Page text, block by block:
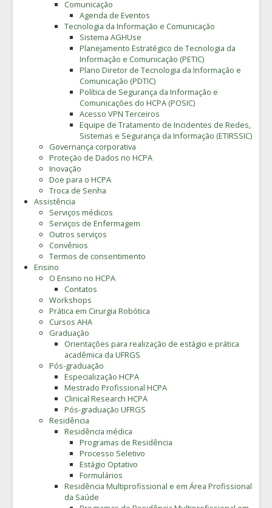
Comunicação
Agenda de Eventos
Tecnologia da Informação e Comunicação
Sistema AGHUse
Planejamento Estratégico de Tecnologia da
Informação e Comunicação (PETIC)
Plano Diretor de Tecnologia da Informação e
Comunicação (PDTIC)
Política de Segurança da Informação e
Comunicações do HCPA (POSIC)
Acesso VPN Terceiros
Equipe de Tratamento de Incidentes de Redes,
Sistemas e Segurança da Informação (ETIRSSIC)
Governança corporativa
Proteção de Dados no HCPA
Inovação
Doe para o HCPA
Troca de Senha
Assistência
Serviços médicos
Serviços de Enfermagem
Outros serviços
Convênios
Termos de consentimento
Ensino
O Ensino no HCPA
Contatos
Workshops
Prática em Cirurgia Robótica
Cursos AHA
Graduação
Orientações para realização de estágio e prática
acadêmica da UFRGS
Pós-graduação
Especialização HCPA
Mestrado Profissional HCPA
Clinical Research HCPA
Pós-graduação UFRGS
Residência
Residência médica
Programas de Residência
Processo Seletivo
Estágio Optativo
Formulários
Residência Multiprofissional e em Área Profissional
da Saúde